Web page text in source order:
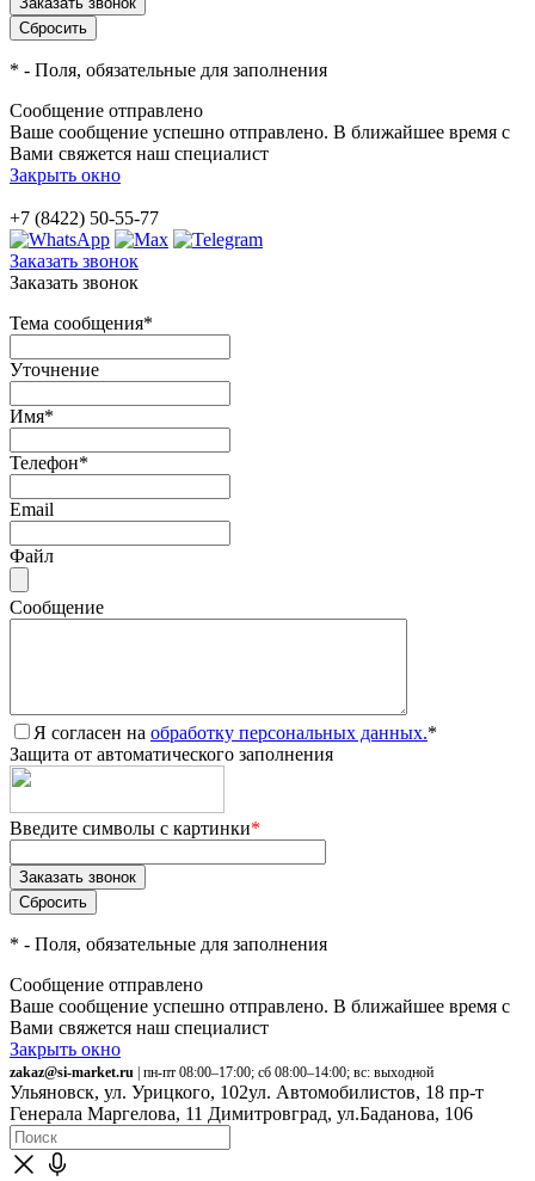
* - Поля, обязательные для заполнения
Сообщение отправлено
Ваше сообщение успешно отправлено. В ближайшее время с
Вами свяжется наш специалист
Закрыть окно
+7 (8422) 50-55-77
Заказать звонок
Заказать звонок
Тема сообщения*
Уточнение
Имя*
Телефон*
Email
Файл
Сообщение
Я согласен на обработку персональных данных.*
Защита от автоматического заполнения
Введите символы с картинки*
* - Поля, обязательные для заполнения
Сообщение отправлено
Ваше сообщение успешно отправлено. В ближайшее время с
Вами свяжется наш специалист
Закрыть окно
zakaz@si-market.ru | пн-пт 08:00–17:00; сб 08:00–14:00; вс: выходной
Ульяновск, ул. Урицкого, 102ул. Автомобилистов, 18 пр-т
Генерала Маргелова, 11 Димитровград, ул.Баданова, 106